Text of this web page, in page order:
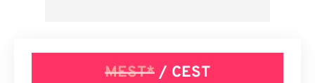
MEST* / CEST